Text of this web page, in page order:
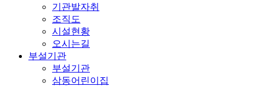
기관발자취
조직도
시설현황
오시는길
부설기관
부설기관
삼동어린이집